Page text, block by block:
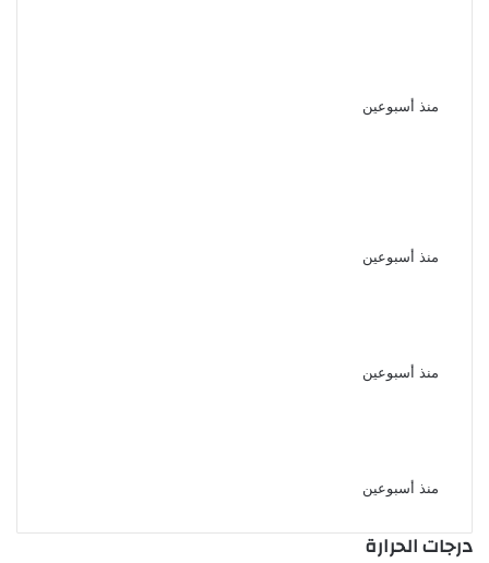
منذ أسبوعين
منذ أسبوعين
منذ أسبوعين
منذ أسبوعين
درجات الحرارة